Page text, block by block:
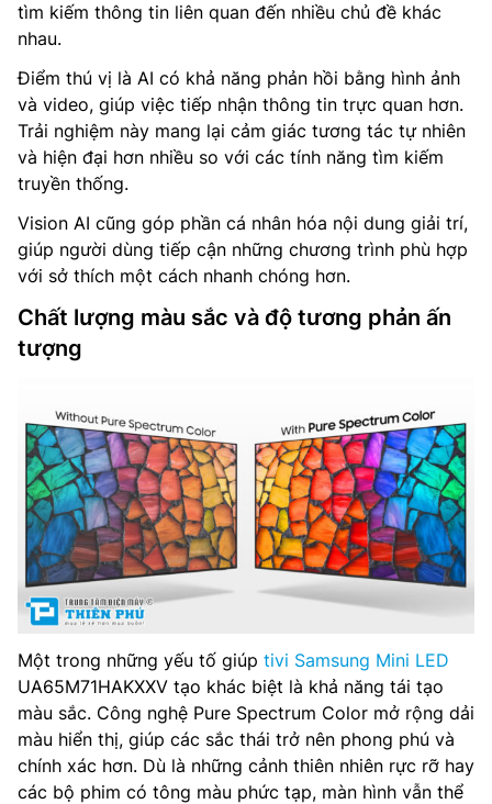
tìm kiếm thông tin liên quan đến nhiều chủ đề khác
nhau.
Điểm thú vị là AI có khả năng phản hồi bằng hình ảnh
và video, giúp việc tiếp nhận thông tin trực quan hơn.
Trải nghiệm này mang lại cảm giác tương tác tự nhiên
và hiện đại hơn nhiều so với các tính năng tìm kiếm
truyền thống.
Vision AI cũng góp phần cá nhân hóa nội dung giải trí,
giúp người dùng tiếp cận những chương trình phù hợp
với sở thích một cách nhanh chóng hơn.
Chất lượng màu sắc và độ tương phản ấn
tượng
Một trong những yếu tố giúp tivi Samsung Mini LED
UA65M71HAKXXV tạo khác biệt là khả năng tái tạo
màu sắc. Công nghệ Pure Spectrum Color mở rộng dải
màu hiển thị, giúp các sắc thái trở nên phong phú và
chính xác hơn. Dù là những cảnh thiên nhiên rực rỡ hay
các bộ phim có tông màu phức tạp, màn hình vẫn thể